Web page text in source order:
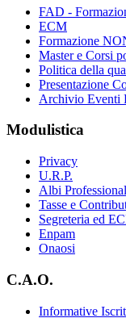
FAD -
ECM
Formazione
Master e Corsi
Politica della
Presentazione
Archivio Eventi
Modulistica
Privacy
U.R.P.
Albi
Tasse e
Segreteria ed
Enpam
Onaosi
C.A.O.
Informative